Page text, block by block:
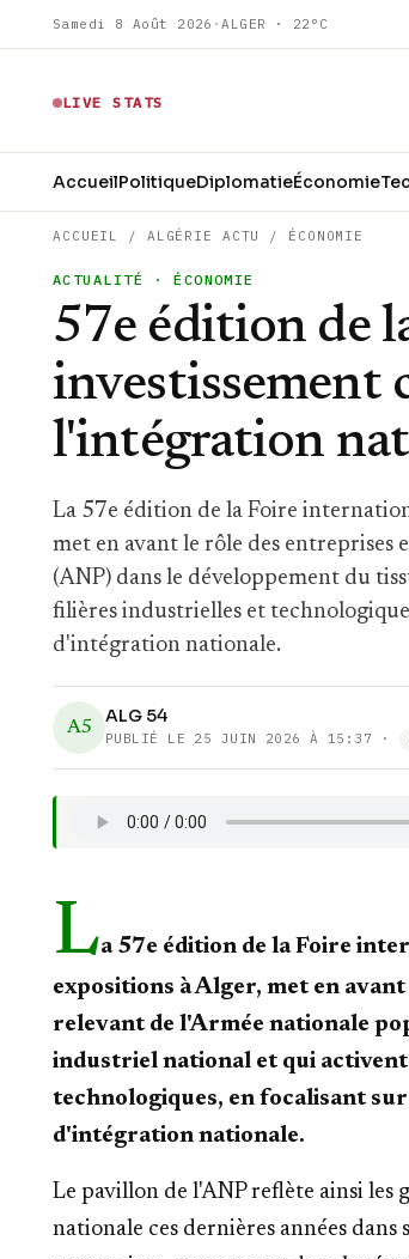
Samedi 8 Août 2026 ·ALGER · 22°C
LIVE STATS
AccueilPolitiqueDiplomatieÉconomie
ACCUEIL / ALGÉRIE ACTU / ÉCONOMIE
ACTUALITÉ · ÉCONOMIE
57e édition de
investissement
l'intégration
La 57e édition de la Foire
met en avant le rôle des
(ANP) dans le développement du
filières industrielles et
d'intégration nationale.
A5
ALG 54
PUBLIÉ LE 25 JUIN 2026 À 15:37 ·
La 57e édition de la Foire
expositions à Alger, met en
relevant de l'Armée nationale
industriel national et qui
technologiques, en focalisant
d'intégration nationale.
Le pavillon de l'ANP reflète ainsi les
nationale ces dernières années dans